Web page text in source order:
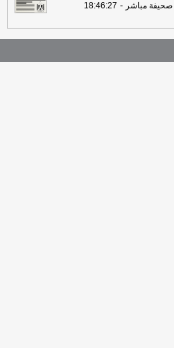
صحيفة مباشر -
18:46:27